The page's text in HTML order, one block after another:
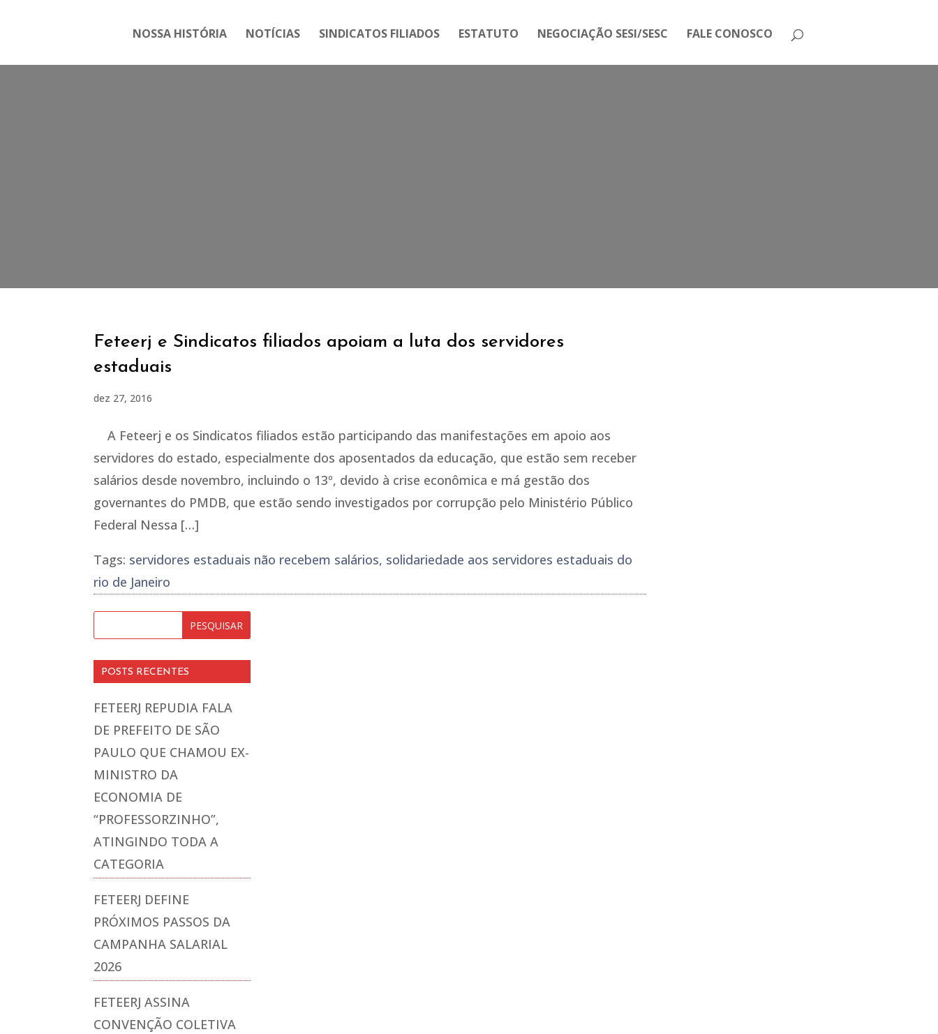
NOSSA HISTÓRIA NOTÍCIAS SINDICATOS FILIADOS ESTATUTO NEGOCIAÇÃO SESI/SESC FALE CONOSCO
Feteerj e Sindicatos filiados apoiam a luta dos servidores
estaduais
dez 27, 2016
A Feteerj e os Sindicatos filiados estão participando das manifestações em apoio aos
servidores do estado, especialmente dos aposentados da educação, que estão sem receber
salários desde novembro, incluindo o 13º, devido à crise econômica e má gestão dos
governantes do PMDB, que estão sendo investigados por corrupção pelo Ministério Público
Federal Nessa […]
Tags: servidores estaduais não recebem salários, solidariedade aos servidores estaduais do
rio de Janeiro
POSTS RECENTES
FETEERJ REPUDIA FALA
DE PREFEITO DE SÃO
PAULO QUE CHAMOU EX-
MINISTRO DA
ECONOMIA DE
“PROFESSORZINHO”,
ATINGINDO TODA A
CATEGORIA
FETEERJ DEFINE
PRÓXIMOS PASSOS DA
CAMPANHA SALARIAL
2026
FETEERJ ASSINA
CONVENÇÃO COLETIVA